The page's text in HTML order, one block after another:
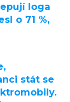
loga
o 71 %,
stát se